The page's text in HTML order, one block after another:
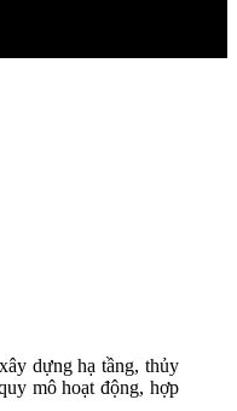
dựng hạ tầng, thủy
mô hoạt động, hợp